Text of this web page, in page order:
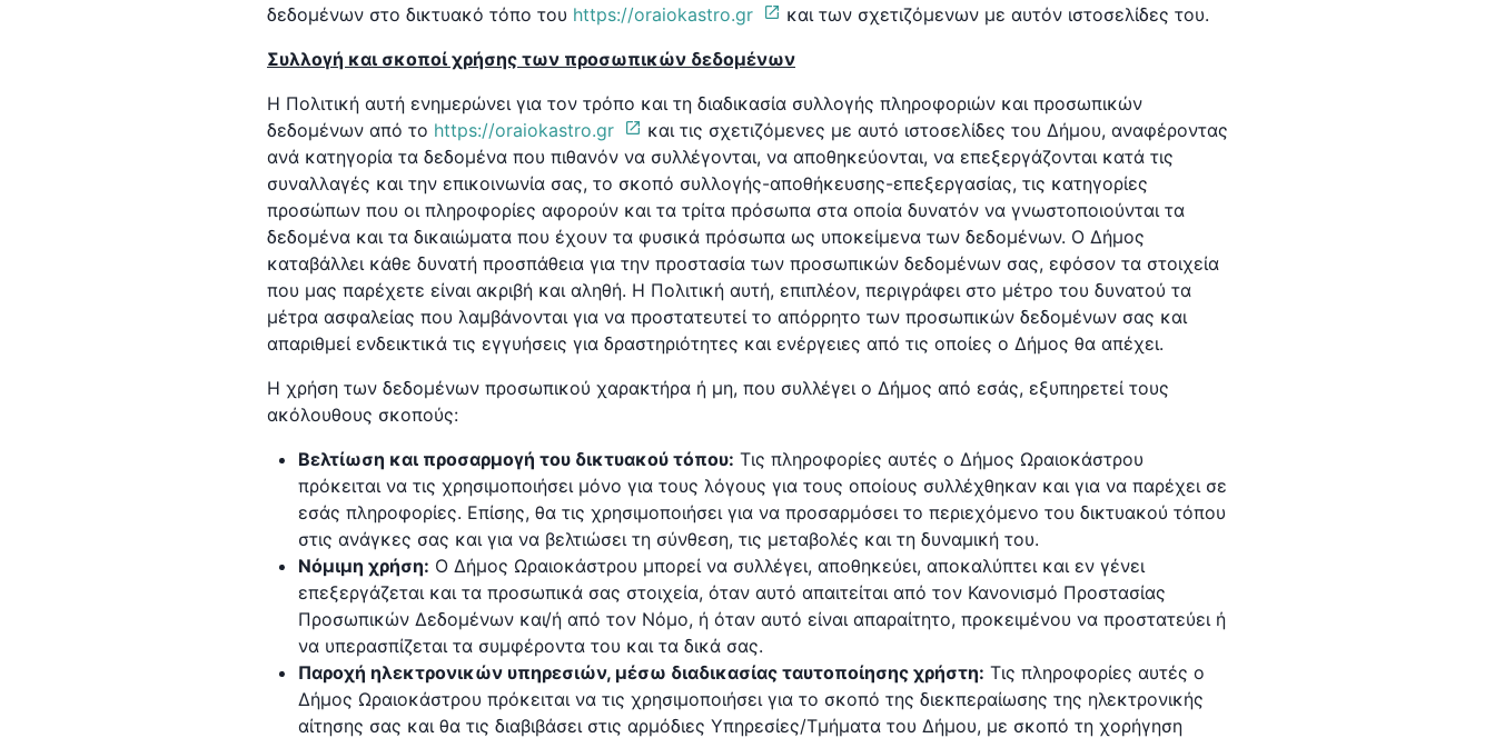
δεδομένων στο δικτυακό τόπο του https://oraiokastro.gr
και των σχετιζόμενων με αυτόν ιστοσελίδες του.
Συλλογή και σκοποί χρήσης των προσωπικών δεδομένων
Η Πολιτική αυτή ενημερώνει για τον τρόπο και τη διαδικασία συλλογής πληροφοριών και προσωπικών
δεδομένων από το https://oraiokastro.gr
και τις σχετιζόμενες με αυτό ιστοσελίδες του Δήμου, αναφέροντας
ανά κατηγορία τα δεδομένα που πιθανόν να συλλέγονται, να αποθηκεύονται, να επεξεργάζονται κατά τις
συναλλαγές και την επικοινωνία σας, το σκοπό συλλογής-αποθήκευσης-επεξεργασίας, τις κατηγορίες
προσώπων που οι πληροφορίες αφορούν και τα τρίτα πρόσωπα στα οποία δυνατόν να γνωστοποιούνται τα
δεδομένα και τα δικαιώματα που έχουν τα φυσικά πρόσωπα ως υποκείμενα των δεδομένων. Ο Δήμος
καταβάλλει κάθε δυνατή προσπάθεια για την προστασία των προσωπικών δεδομένων σας, εφόσον τα στοιχεία
που μας παρέχετε είναι ακριβή και αληθή. Η Πολιτική αυτή, επιπλέον, περιγράφει στο μέτρο του δυνατού τα
μέτρα ασφαλείας που λαμβάνονται για να προστατευτεί το απόρρητο των προσωπικών δεδομένων σας και
απαριθμεί ενδεικτικά τις εγγυήσεις για δραστηριότητες και ενέργειες από τις οποίες ο Δήμος θα απέχει.
Η χρήση των δεδομένων προσωπικού χαρακτήρα ή μη, που συλλέγει ο Δήμος από εσάς, εξυπηρετεί τους
ακόλουθους σκοπούς:
Βελτίωση και προσαρμογή του δικτυακού τόπου: Τις πληροφορίες αυτές ο Δήμος Ωραιοκάστρου
πρόκειται να τις χρησιμοποιήσει μόνο για τους λόγους για τους οποίους συλλέχθηκαν και για να παρέχει σε
εσάς πληροφορίες. Επίσης, θα τις χρησιμοποιήσει για να προσαρμόσει το περιεχόμενο του δικτυακού τόπου
στις ανάγκες σας και για να βελτιώσει τη σύνθεση, τις μεταβολές και τη δυναμική του.
Νόμιμη χρήση: Ο Δήμος Ωραιοκάστρου μπορεί να συλλέγει, αποθηκεύει, αποκαλύπτει και εν γένει
επεξεργάζεται και τα προσωπικά σας στοιχεία, όταν αυτό απαιτείται από τον Κανονισμό Προστασίας
Προσωπικών Δεδομένων και/ή από τον Νόμο, ή όταν αυτό είναι απαραίτητο, προκειμένου να προστατεύει ή
να υπερασπίζεται τα συμφέροντα του και τα δικά σας.
Παροχή ηλεκτρονικών υπηρεσιών, μέσω διαδικασίας ταυτοποίησης χρήστη: Τις πληροφορίες αυτές ο
Δήμος Ωραιοκάστρου πρόκειται να τις χρησιμοποιήσει για το σκοπό της διεκπεραίωσης της ηλεκτρονικής
αίτησης σας και θα τις διαβιβάσει στις αρμόδιες Υπηρεσίες/Τμήματα του Δήμου, με σκοπό τη χορήγηση